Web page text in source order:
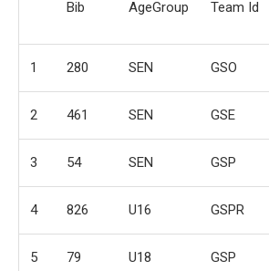
Bib AgeGroup Team Id
1 280 SEN GSO
2 461 SEN GSE
3 54 SEN GSP
4 826 U16 GSPR
5 79 U18 GSP